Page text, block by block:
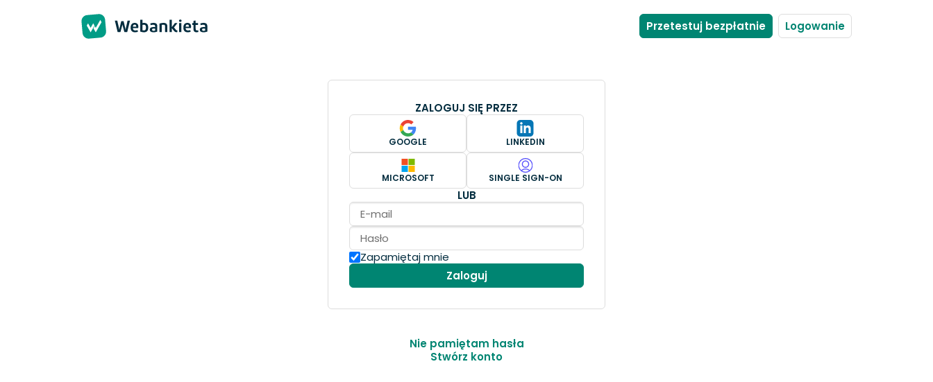
Przetestuj bezpłatnie Logowanie
ZALOGUJ SIĘ PRZEZ
GOOGLE LINKEDIN
MICROSOFT SINGLE SIGN-ON
LUB
Zapamiętaj mnie
Nie pamiętam hasła
Stwórz konto